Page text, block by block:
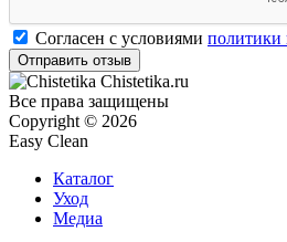
Согласен с условиями политики
Chistetika.ru
Все права защищены
Copyright © 2026
Easy Clean
Каталог
Уход
Медиа